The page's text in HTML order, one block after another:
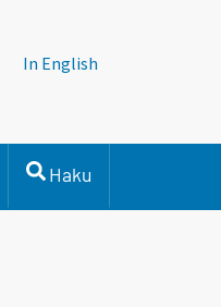
In English
Haku